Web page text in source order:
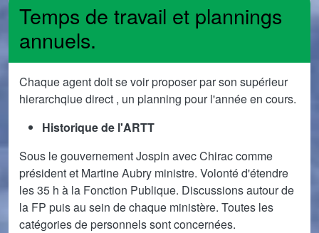
Temps de travail et plannings
annuels.
Chaque agent doit se voir proposer par son supérieur
hierarchqiue direct , un planning pour l'année en cours.
Historique de l'ARTT
Sous le gouvernement Jospin avec Chirac comme
président et Martine Aubry ministre. Volonté d'étendre
les 35 h à la Fonction Publique. Discussions autour de
la FP puis au sein de chaque ministère. Toutes les
catégories de personnels sont concernées.